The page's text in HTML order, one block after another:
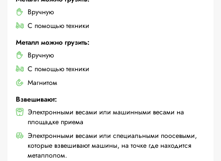
Вручную
С помощью техники
Металл можно грузить:
Вручную
С помощью техники
Магнитом
Взвешивают:
Электронными весами или машинными весами на
площадке приема
Электронными весами или специальными поосевыми,
которые взвешивают машины, на точке где находится
металлолом.